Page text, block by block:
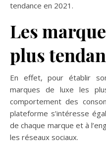
tendance en 2021.
Les
plus
En effet, pour établir
marques de luxe les
comportement des
plateforme s’intéresse
de chaque marque et à
les réseaux sociaux.